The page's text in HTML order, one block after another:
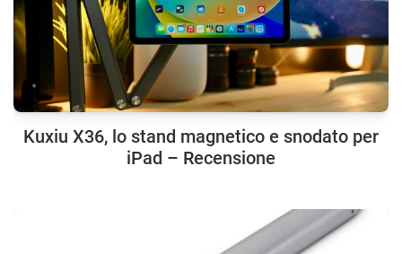
Kuxiu X36, lo stand magnetico e snodato per
iPad – Recensione